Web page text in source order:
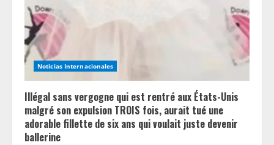
Noticias Internacionales
Illégal sans vergogne qui est rentré aux États-Unis
malgré son expulsion TROIS fois, aurait tué une
adorable fillette de six ans qui voulait juste devenir
ballerine